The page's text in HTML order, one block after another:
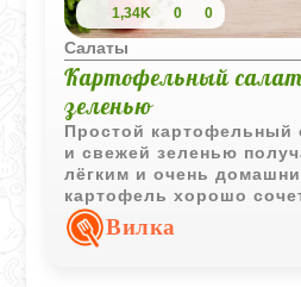
1,34K 0 0
Салаты
Картофельный
зеленью
Простой картофельный
и свежей зеленью
лёгким и очень
картофель хорошо
хрустящей капустой и
укропом.
Вилка